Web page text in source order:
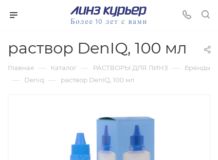
раствор DenIQ, 100 мл
Главная — Каталог — РАСТВОРЫ ДЛЯ ЛИНЗ — Бренды
— Deniq — раствор DenIQ, 100 мл